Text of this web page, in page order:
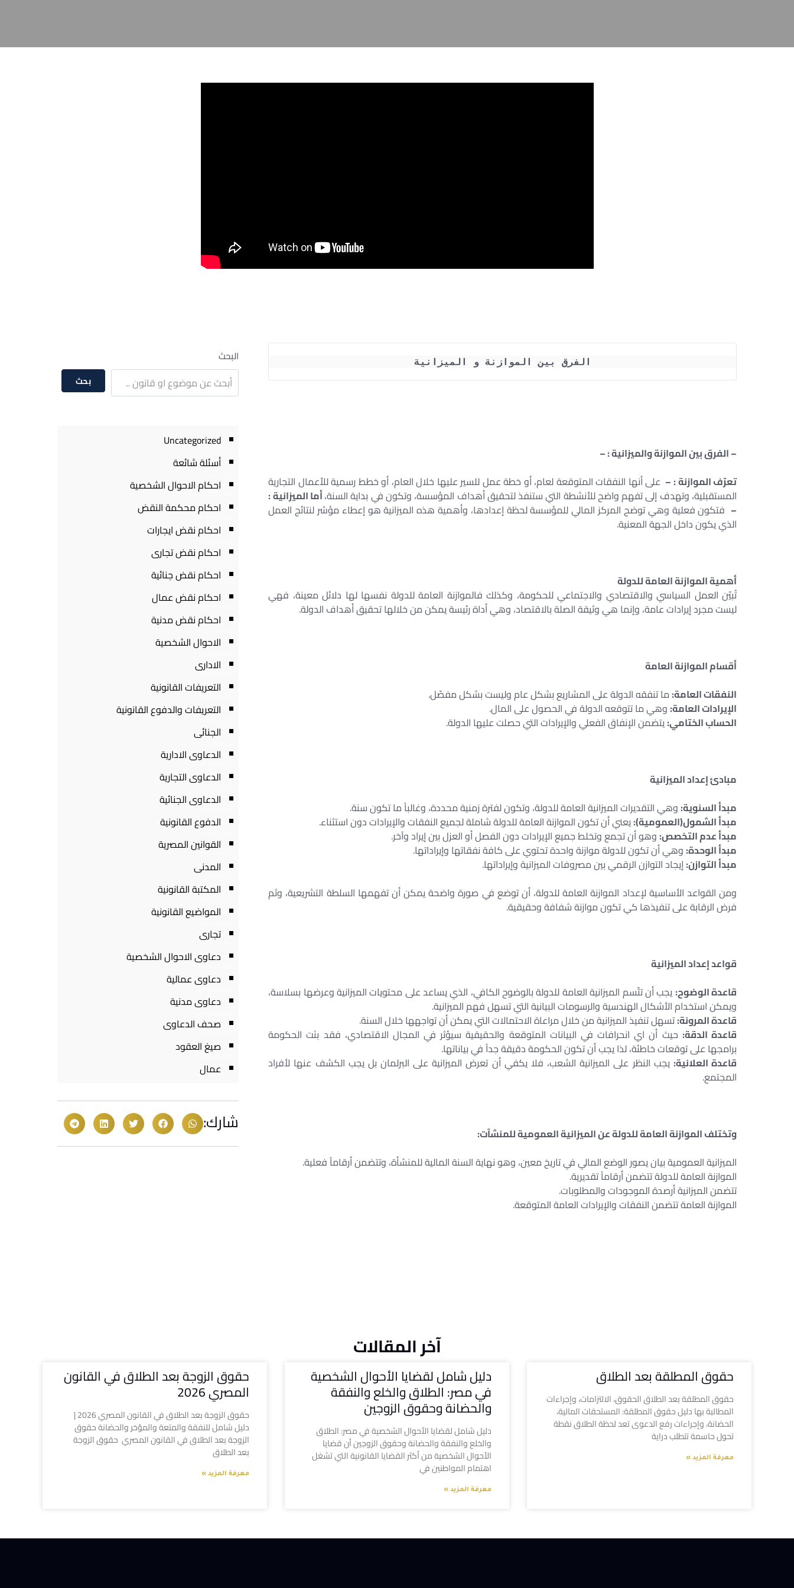
الفرق بين الموازنة و الميزانية
– الفرق بين الموازنة والميزانية : –
تعرّف الموازنة : – على أنها النفقات المتوقعة لعام، أو خطة عمل للسير عليها خلال العام، أو خطط رسمية للأعمال التجارية
المستقبلية، وتهدف إلى تفهم واضح للأنشطة التي ستنفذ لتحقيق أهداف المؤسسة، وتكون في بداية السنة،أما الميزانية :
– فتكون فعلية وهي توضح المركز المالي للمؤسسة لحظة إعدادها، وأهمية هذه الميزانية هو إعطاء مؤشر لنتائج العمل
الذي يكون داخل الجهة المعنية.
أهمية الموازنة العامة للدولة
تُبيّن العمل السياسي والاقتصادي والاجتماعي للحكومة، وكذلك فالموازنة العامة للدولة نفسها لها دلائل معينة، فهي
ليست مجرد إيرادات عامة، وإنما هي وثيقة الصلة بالاقتصاد، وهي أداة رئيسة يمكن من خلالها تحقيق أهداف الدولة.
أقسام الموازنة العامة
النفقات العامة:ما تنفقه الدولة على المشاريع بشكل عام وليست بشكل مفصّل.
الإيرادات العامة:وهي ما تتوقعه الدولة في الحصول على المال.
الحساب الختامي:يتضمن الإنفاق الفعلي والإيرادات التي حصلت عليها الدولة.
مبادئ إعداد الميزانية
مبدأ السنوية:وهي التقديرات الميزانية العامة للدولة، وتكون لفترة زمنية محددة، وغالباً ما تكون سنة.
مبدأ الشمول(العمومية):يعني أن تكون الموازنة العامة للدولة شاملة لجميع النفقات والإيرادات دون استثناء.
مبدأ عدم التخصص:وهو أن تجمع وتخلط جميع الإيرادات دون الفصل أو العزل بين إيراد وآخر.
مبدأ الوحدة:وهي أن تكون للدولة موازنة واحدة تحتوي على كافة نفقاتها وإيراداتها.
مبدأ التوازن:إيجاد التوازن الرقمي بين مصروفات الميزانية وإيراداتها.
ومن القواعد الأساسية لإعداد الموازنة العامة للدولة، أن توضع في صورة واضحة يمكن أن تفهمها السلطة التشريعية، وثم
فرض الرقابة على تنفيذها كي تكون موازنة شفافة وحقيقية.
قواعد إعداد الميزانية
قاعدة الوضوح:يجب أن تتّسم الميزانية العامة للدولة بالوضوح الكافي، الذي يساعد على محتويات الميزانية وعرضها بسلاسة،
ويمكن استخدام الأشكال الهندسية والرسومات البيانية التي تسهل فهم الميزانية.
قاعدة المرونة:تسهل تنفيذ الميزانية من خلال مراعاة الاحتمالات التي يمكن أن تواجهها خلال السنة.
قاعدة الدقة: حيث أن اي انحرافات في البيانات المتوقعة والحقيقية سيؤثر في المجال الاقتصادي، فقد بنَت الحكومة
برامجها على توقعات خاطئة، لذا يجب أن تكون الحكومة دقيقة جداً في بياناتها.
قاعدة العلانية: يجب النظر على الميزانية الشعب، فلا يكفي أن تعرض الميزانية على البرلمان بل يجب الكشف عنها لأفراد
المجتمع.
وتختلف الموازنة العامة للدولة عن الميزانية العمومية للمنشآت:
الميزانية العمومية بيان يصور الوضع المالي في تاريخ معين، وهو نهاية السنة المالية للمنشأة، وتتضمن أرقاماً فعلية.
الموازنة العامة للدولة تتضمن أرقاماً تقديرية.
تتضمن الميزانية أرصدة الموجودات والمطلوبات.
الموازنة العامة تتضمن النفقات والإيرادات العامة المتوقعة.
البحث
بحث
Uncategorized
أسئلة شائعة
احكام الاحوال الشخصية
احكام محكمة النقض
احكام نقض ايجارات
احكام نقض تجارى
احكام نقض جنائية
احكام نقض عمال
احكام نقض مدنية
الاحوال الشخصية
الادارى
التعريفات القانونية
التعريفات والدفوع القانونية
الجنائى
الدعاوى الادارية
الدعاوى التجارية
الدعاوى الجنائية
الدفوع القانونية
القوانين المصرية
المدنى
المكتبة القانونية
المواضيع القانونية
تجارى
دعاوى الاحوال الشخصية
دعاوى عمالية
دعاوى مدنية
صحف الدعاوى
صيغ العقود
عمال
شارك:
آخر المقالات
حقوق المطلقة بعد الطلاق
حقوق المطلقة بعد الطلاق الحقوق، الالتزامات، وإجراءات
المطالبة بها دليل حقوق المطلقة: المستحقات المالية،
الحضانة، وإجراءات رفع الدعوى تعد لحظة الطلاق نقطة
تحول حاسمة تتطلب دراية
معرفة المزيد »
دليل شامل لقضايا الأحوال الشخصية
في مصر: الطلاق والخلع والنفقة
والحضانة وحقوق الزوجين
دليل شامل لقضايا الأحوال الشخصية في مصر: الطلاق
والخلع والنفقة والحضانة وحقوق الزوجين أن قضايا
الأحوال الشخصية من أكثر القضايا القانونية التي تشغل
اهتمام المواطنين في
معرفة المزيد »
حقوق الزوجة بعد الطلاق في القانون
المصري 2026
حقوق الزوجة بعد الطلاق في القانون المصري 2026 |
دليل شامل للنفقة والمتعة والمؤخر والحضانة حقوق
الزوجة بعد الطلاق في القانون المصري حقوق الزوجة
بعد الطلاق
معرفة المزيد »